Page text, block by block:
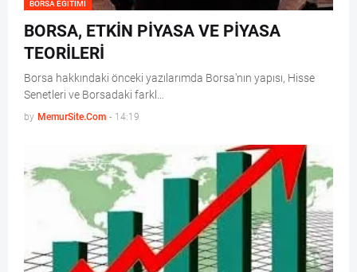
BORSA EĞITIMI
BORSA, ETKİN PİYASA VE PİYASA
TEORİLERİ
Borsa hakkındaki önceki yazılarımda Borsa'nın yapısı, Hisse
Senetleri ve Borsadaki farkl…
by MemurSite.Com - 14:19